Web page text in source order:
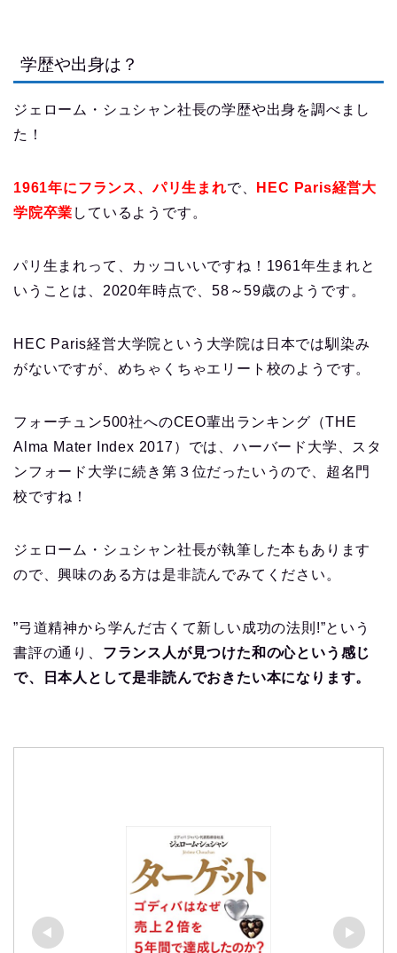
学歴や出身は？
ジェローム・シュシャン社長の学歴や出身を調べまし
た！
1961年にフランス、パリ生まれで、
HEC Paris経営大
学院卒業 しているようです。
パリ生まれって、カッコいいですね！1961年生まれと
いうことは、2020年時点で、58～59歳のようです。
HEC Paris経営大学院という大学院は日本では馴染み
がないですが、めちゃくちゃエリート校のようです。
フォーチュン500社へのCEO輩出ランキング（THE
Alma Mater Index 2017）では、ハーバード大学、スタ
ンフォード大学に続き第３位だったいうので、超名門
校ですね！
ジェローム・シュシャン社長が執筆した本もあります
ので、興味のある方は是非読んでみてください。
”弓道精神から学んだ古くて新しい成功の法則!”という
書評の通り、 フランス人が見つけた和の心という感じ
で、日本人として是非読んでおきたい本になります。